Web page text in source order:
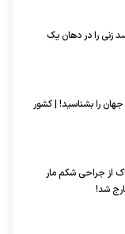
زنی را در دهان یک
را بشناسید! | کشور
هولناک از جراحی شکم مار
شد!